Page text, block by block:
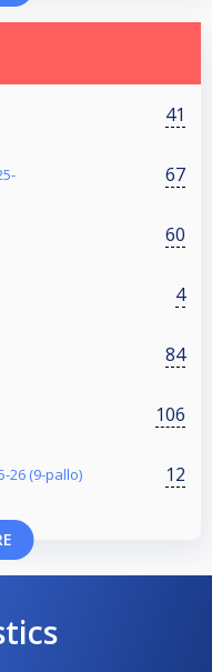
41
67
60
4
84
106
26 (9-pallo) 12